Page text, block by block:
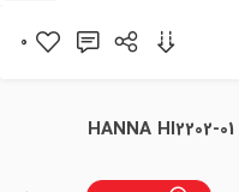
0